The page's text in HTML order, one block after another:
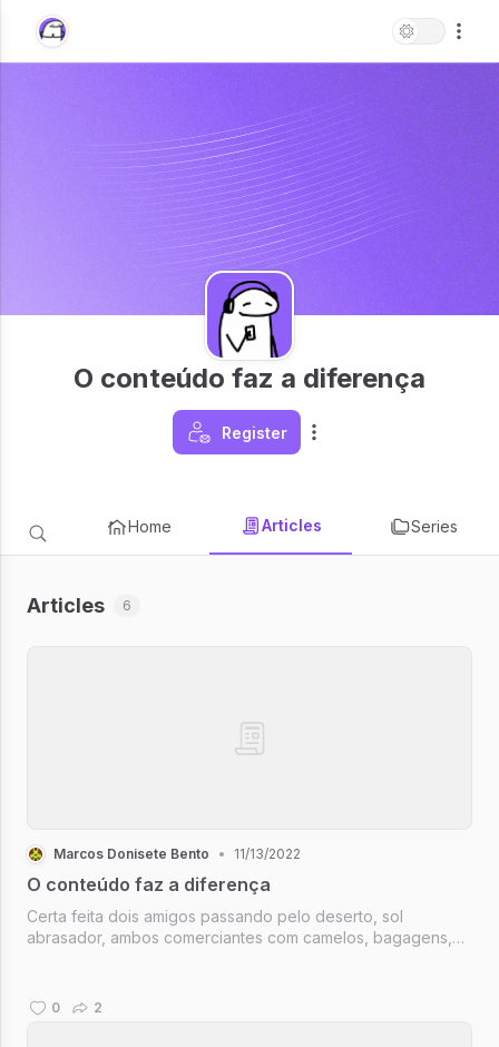
O conteúdo faz a diferença
Register
Home Articles Series
Articles 6
Marcos Donisete Bento • 11/13/2022
O conteúdo faz a diferença
Certa feita dois amigos passando pelo deserto, sol
abrasador, ambos comerciantes com camelos, bagagens,
se lançou ao rio, e logo a...
0 2